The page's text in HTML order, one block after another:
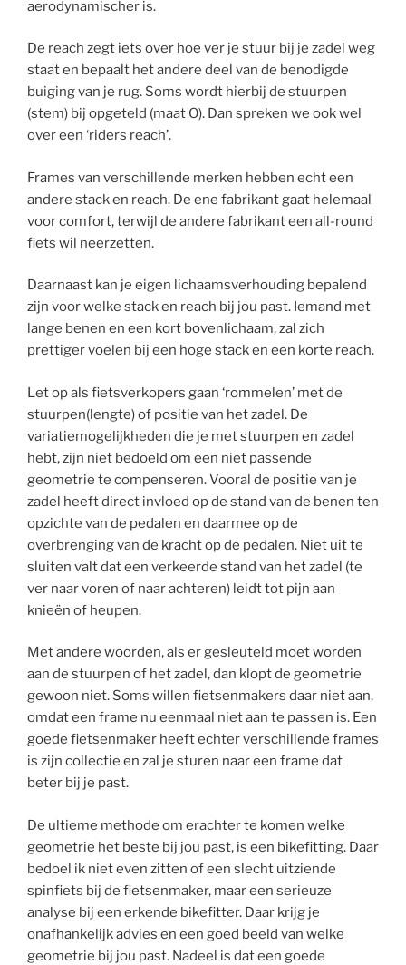
aerodynamischer is.
De reach zegt iets over hoe ver je stuur bij je zadel weg
staat en bepaalt het andere deel van de benodigde
buiging van je rug. Soms wordt hierbij de stuurpen
(stem) bij opgeteld (maat O). Dan spreken we ook wel
over een ‘riders reach’.
Frames van verschillende merken hebben echt een
andere stack en reach. De ene fabrikant gaat helemaal
voor comfort, terwijl de andere fabrikant een all-round
fiets wil neerzetten.
Daarnaast kan je eigen lichaamsverhouding bepalend
zijn voor welke stack en reach bij jou past. Iemand met
lange benen en een kort bovenlichaam, zal zich
prettiger voelen bij een hoge stack en een korte reach.
Let op als fietsverkopers gaan ‘rommelen’ met de
stuurpen(lengte) of positie van het zadel. De
variatiemogelijkheden die je met stuurpen en zadel
hebt, zijn niet bedoeld om een niet passende
geometrie te compenseren. Vooral de positie van je
zadel heeft direct invloed op de stand van de benen ten
opzichte van de pedalen en daarmee op de
overbrenging van de kracht op de pedalen. Niet uit te
sluiten valt dat een verkeerde stand van het zadel (te
ver naar voren of naar achteren) leidt tot pijn aan
knieën of heupen.
Met andere woorden, als er gesleuteld moet worden
aan de stuurpen of het zadel, dan klopt de geometrie
gewoon niet. Soms willen fietsenmakers daar niet aan,
omdat een frame nu eenmaal niet aan te passen is. Een
goede fietsenmaker heeft echter verschillende frames
is zijn collectie en zal je sturen naar een frame dat
beter bij je past.
De ultieme methode om erachter te komen welke
geometrie het beste bij jou past, is een bikefitting. Daar
bedoel ik niet even zitten of een slecht uitziende
spinfiets bij de fietsenmaker, maar een serieuze
analyse bij een erkende bikefitter. Daar krijg je
onafhankelijk advies en een goed beeld van welke
geometrie bij jou past. Nadeel is dat een goede